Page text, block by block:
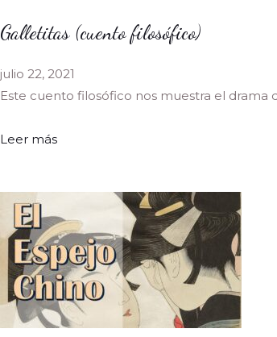
Galletitas (cuento filosófico)
julio 22, 2021
Este cuento filosófico nos muestra el
Leer más